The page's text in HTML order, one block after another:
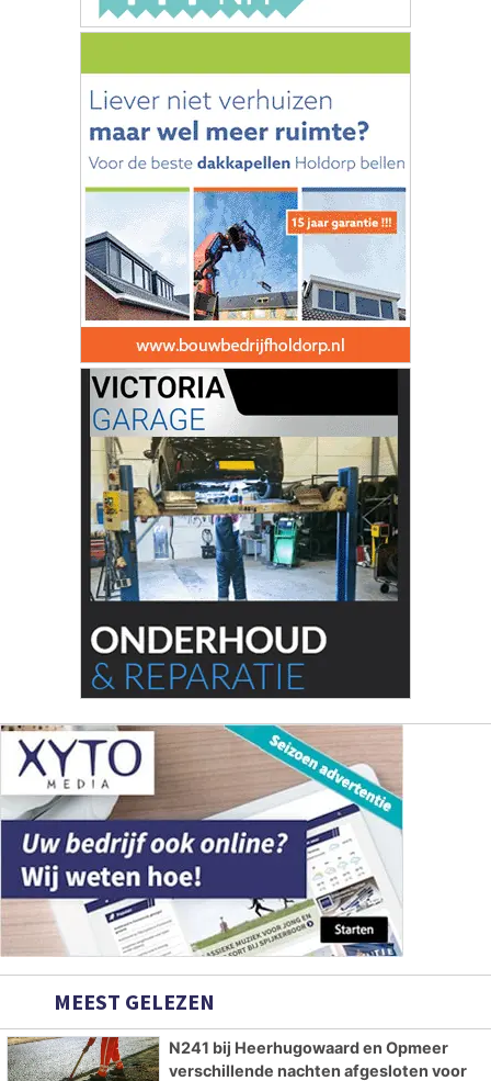
MEEST GELEZEN
N241 bij Heerhugowaard en Opmeer
verschillende nachten afgesloten voor